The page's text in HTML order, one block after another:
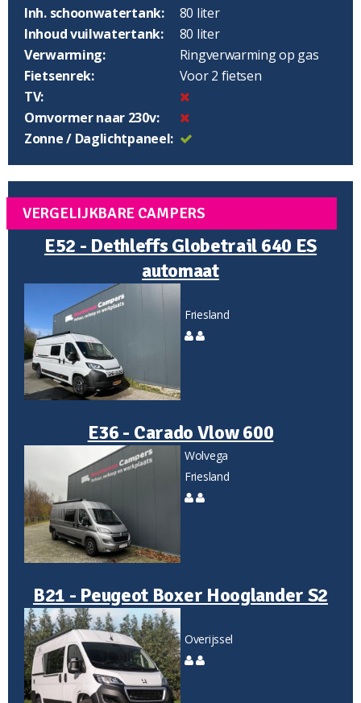
Inh. schoonwatertank:
80 liter
Inhoud vuilwatertank:
80 liter
Verwarming:
Ringverwarming op gas
Fietsenrek:
Voor 2 fietsen
TV:
Omvormer naar 230v:
Zonne / Daglichtpaneel:
VERGELIJKBARE CAMPERS
E52 - Dethleffs Globetrail 640 ES
automaat
Friesland
E36 - Carado Vlow 600
Wolvega
Friesland
B21 - Peugeot Boxer Hooglander S2
Overijssel